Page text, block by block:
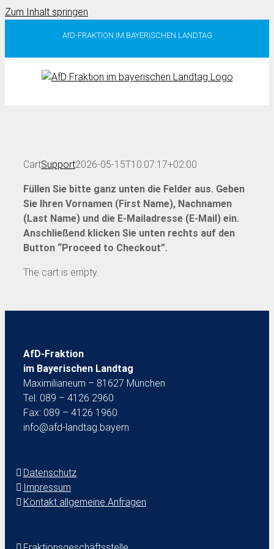
Zum Inhalt springen
AfD-FRAKTION IM BAYERISCHEN LANDTAG
CartSupport2026-05-15T10:07:17+02:00
Füllen Sie bitte ganz unten die Felder aus. Geben
Sie Ihren Vornamen (First Name), Nachnamen
(Last Name) und die E-Mailadresse (E-Mail) ein.
Anschließend klicken Sie unten rechts auf den
Button “Proceed to Checkout”.
The cart is empty.
AfD-Fraktion
im Bayerischen Landtag
Maximilianeum – 81627 München
Tel: 089 – 4126 2960
Fax: 089 – 4126 1960
info@afd-landtag.bayern
Datenschutz
Impressum
Kontakt allgemeine Anfragen